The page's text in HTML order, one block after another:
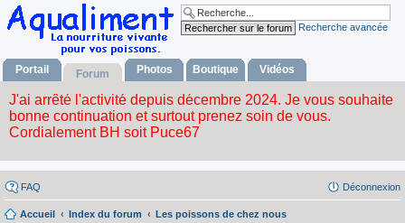
Recherche avancée
Portail Forum Photos Boutique Vidéos
FAQ Déconnexion
Accueil Index du forum Les poissons de chez nous